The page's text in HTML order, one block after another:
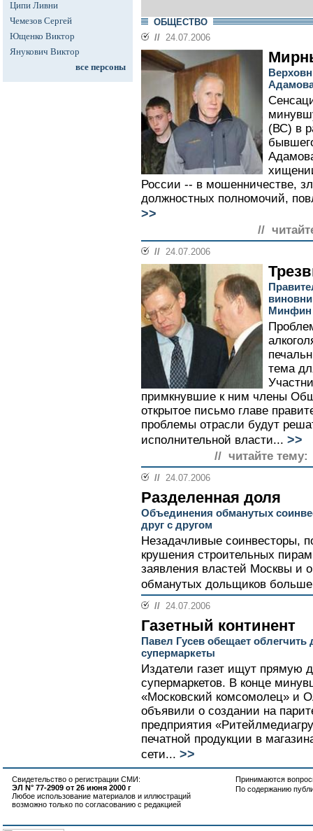
Ципи Ливни
Чемезов Сергей
Ющенко Виктор
Янукович Виктор
все персоны
ОБЩЕСТВО
// 24.07.2006
(ВС) в
России -- в мошенничестве,
должностных полномочий,
>>
//
// 24.07.2006
тема
примкнувшие к ним члены
открытое письмо главе
проблемы отрасли будут
исполнительной власти... >>
// читайте тему:
// 24.07.2006
Разделенная доля
Объединения обманутых
друг с другом
Незадачливые соинвесторы,
крушения строительных
заявления властей Москвы и
обманутых дольщиков больше
// 24.07.2006
Газетный континент
Павел Гусев обещает облегчить
супермаркеты
Издатели газет ищут прямую
супермаркетов. В конце
«Московский комсомолец» и
объявили о создании на
предприятия
печатной продукции в
сети... >>
Свидетельство о регистрации СМИ:
ЭЛ N° 77-2909 от 26 июня 2000 г
Любое использование материалов и иллюстраций
возможно только по согласованию с редакцией
Принимаются
По содержанию